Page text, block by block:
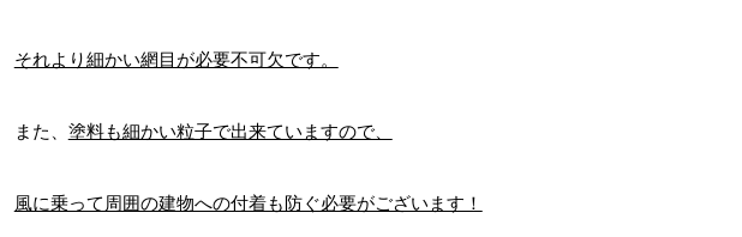
それより細かい網目が必要不可欠です。
また、 塗料も細かい粒子で出来ていますので、
風に乗って周囲の建物への付着も防ぐ必要がございます！